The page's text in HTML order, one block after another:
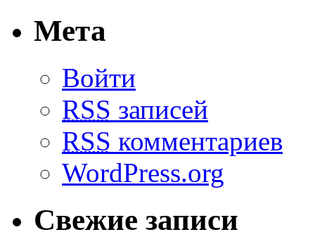
Мета
Войти
RSS записей
RSS комментариев
WordPress.org
Свежие записи